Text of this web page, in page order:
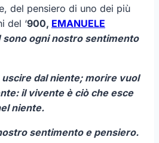
del pensiero di uno dei più
del ‘900, EMANUELE
sono ogni nostro sentimento
dal niente; morire vuol
il vivente è ciò che esce
niente.
sentimento e pensiero.